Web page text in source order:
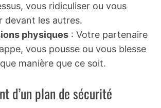
vous ridiculiser ou vous
devant les autres.
physiques : Votre partenaire
vous pousse ou vous blesse
manière que ce soit.
d’un plan de sécurité